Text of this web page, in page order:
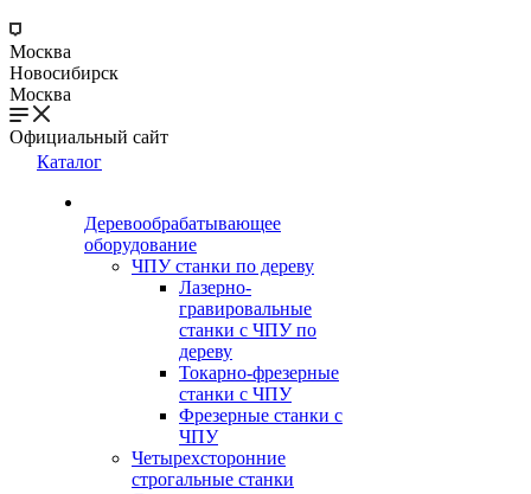
Москва
Новосибирск
Москва
Официальный сайт
Каталог
Деревообрабатывающее
оборудование
ЧПУ станки по дереву
Лазерно-
гравировальные
станки с ЧПУ по
дереву
Токарно-фрезерные
станки с ЧПУ
Фрезерные станки с
ЧПУ
Четырехсторонние
строгальные станки